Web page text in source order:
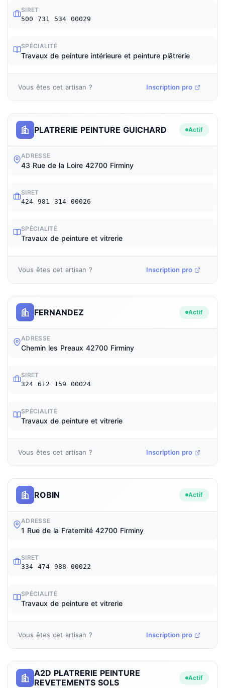
SIRET
500 731 534 00029
SPÉCIALITÉ
Travaux de peinture intérieure et peinture plâtrerie
Vous êtes cet artisan ? Inscription pro
PLATRERIE PEINTURE GUICHARD Actif
ADRESSE
43 Rue de la Loire 42700 Firminy
SIRET
424 981 314 00026
SPÉCIALITÉ
Travaux de peinture et vitrerie
Vous êtes cet artisan ? Inscription pro
FERNANDEZ Actif
ADRESSE
Chemin les Preaux 42700 Firminy
SIRET
324 612 159 00024
SPÉCIALITÉ
Travaux de peinture et vitrerie
Vous êtes cet artisan ? Inscription pro
ROBIN Actif
ADRESSE
1 Rue de la Fraternité 42700 Firminy
SIRET
334 474 988 00022
SPÉCIALITÉ
Travaux de peinture et vitrerie
Vous êtes cet artisan ? Inscription pro
A2D PLATRERIE PEINTURE
REVETEMENTS SOLS
Actif